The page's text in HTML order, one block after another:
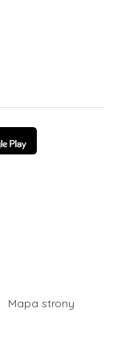
Mapa strony